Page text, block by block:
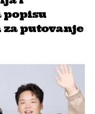
popisu
putovanje